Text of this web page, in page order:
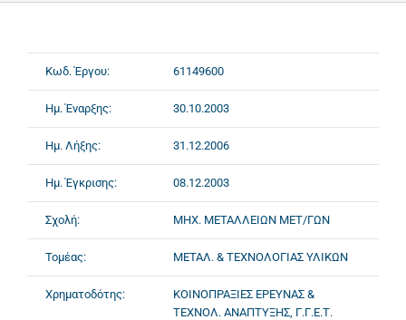
Κωδ. Έργου: 61149600
Ημ. Έναρξης: 30.10.2003
Ημ. Λήξης: 31.12.2006
Ημ. Έγκρισης: 08.12.2003
Σχολή: ΜΗΧ. ΜΕΤΑΛΛΕΙΩΝ ΜΕΤ/ΓΩΝ
Τομέας: ΜΕΤΑΛ. & ΤΕΧΝΟΛΟΓΙΑΣ ΥΛΙΚΩΝ
Χρηματοδότης:
ΚΟΙΝΟΠΡΑΞΙΕΣ ΕΡΕΥΝΑΣ &
ΤΕΧΝΟΛ. ΑΝΑΠΤΥΞΗΣ, Γ.Γ.Ε.Τ.